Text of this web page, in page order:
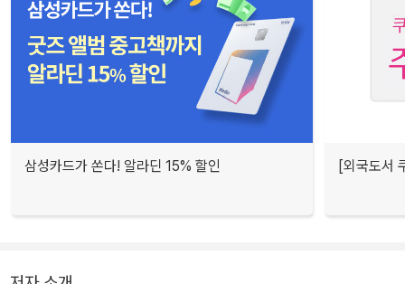
삼성카드가 쏜다! 알라딘 15% 할인 [외국도서